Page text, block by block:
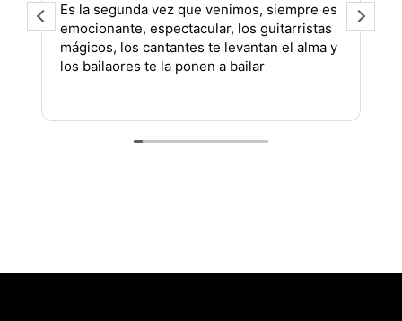
Es la segunda vez que venimos, siempre es
emocionante, espectacular, los guitarristas
mágicos, los cantantes te levantan el alma y
los bailaores te la ponen a bailar